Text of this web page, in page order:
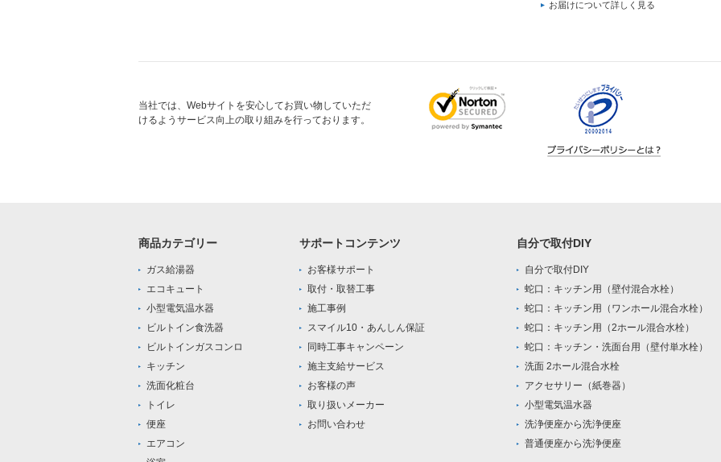
お届けについて詳しく見る
当社では、Webサイトを安心してお買い物していただ
けるようサービス向上の取り組みを行っております。
商品カテゴリー
ガス給湯器
エコキュート
小型電気温水器
ビルトイン食洗器
ビルトインガスコンロ
キッチン
洗面化粧台
トイレ
便座
エアコン
サポートコンテンツ
お客様サポート
取付・取替工事
施工事例
スマイル10・あんしん保証
同時工事キャンペーン
施主支給サービス
お客様の声
取り扱いメーカー
お問い合わせ
自分で取付DIY
自分で取付DIY
蛇口：キッチン用（壁付混合水栓）
蛇口：キッチン用（ワンホール混合水栓）
蛇口：キッチン用（2ホール混合水栓）
蛇口：キッチン・洗面台用（壁付単水栓）
洗面 2ホール混合水栓
アクセサリー（紙巻器）
小型電気温水器
洗浄便座から洗浄便座
普通便座から洗浄便座